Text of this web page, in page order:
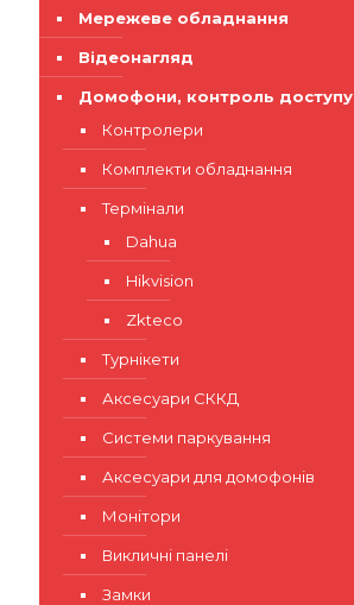
Мережеве обладнання
Відеонагляд
Домофони, контроль доступу
Контролери
Комплекти обладнання
Термінали
Dahua
Hikvision
Zkteco
Турнікети
Аксесуари СККД
Системи паркування
Аксесуари для домофонів
Монітори
Викличні панелі
Замки